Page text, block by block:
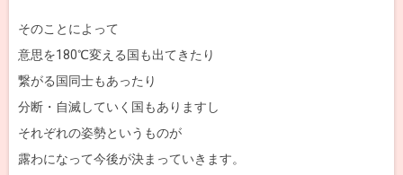
そのことによって
意思を180℃変える国も出てきたり
繋がる国同士もあったり
分断・自滅していく国もありますし
それぞれの姿勢というものが
露わになって今後が決まっていきます。